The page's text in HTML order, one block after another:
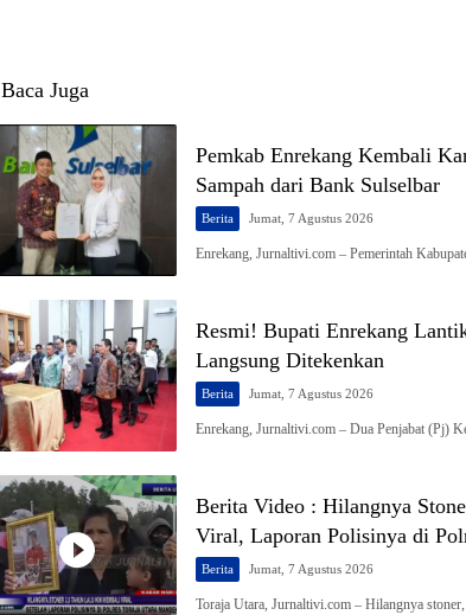
Baca Juga
Pemkab Enrekang Kembali
Sampah dari Bank Sulselbar
Berita Jumat, 7 Agustus 2026
Enrekang, Jurnaltivi.com – Pemerintah
Resmi! Bupati Enrekang
Langsung Ditekenkan
Berita Jumat, 7 Agustus 2026
Enrekang, Jurnaltivi.com – Dua Penjabat (Pj)
Berita Video : Hilangnya
Viral, Laporan Polisinya di
Berita Jumat, 7 Agustus 2026
Toraja Utara, Jurnaltivi.com – Hilangnya